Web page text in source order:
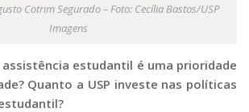
Cotrim Segurado – Foto: Cecília Bastos/USP
Imagens
assistência estudantil é uma prioridade
Quanto a USP investe nas políticas